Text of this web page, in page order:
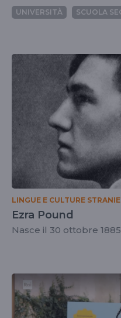
UNIVERSITÀ SCUOLA
LINGUE E CULTURE
Ezra Pound
Nasce il 30 ottobre 1885